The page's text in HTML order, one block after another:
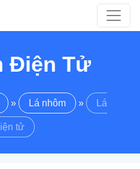
Điện Tử
» Lá nhôm » Lá
tử